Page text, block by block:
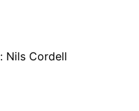
Nils Cordell